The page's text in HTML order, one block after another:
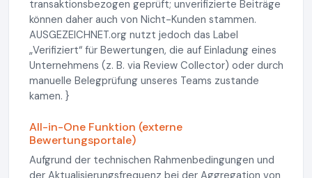
transaktionsbezogen geprüft; unverifizierte Beiträge
können daher auch von Nicht-Kunden stammen.
AUSGEZEICHNET.org nutzt jedoch das Label
„Verifiziert“ für Bewertungen, die auf Einladung eines
Unternehmens (z. B. via Review Collector) oder durch
manuelle Belegprüfung unseres Teams zustande
kamen. }
All-in-One Funktion (externe
Bewertungsportale)
Aufgrund der technischen Rahmenbedingungen und
der Aktualisierungsfrequenz bei der Aggregation von